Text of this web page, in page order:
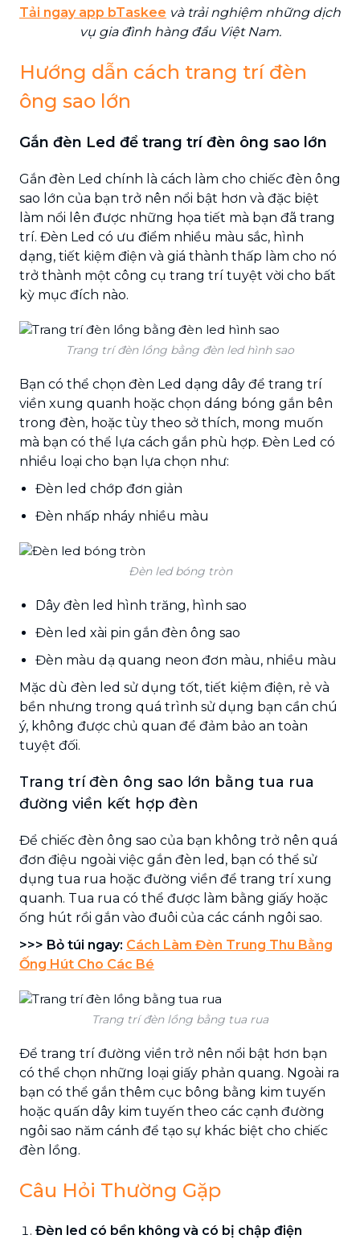
Tải ngay app bTaskee và trải nghiệm những dịch
vụ gia đình hàng đầu Việt Nam.
Hướng dẫn cách trang trí đèn
ông sao lớn
Gắn đèn Led để trang trí đèn ông sao lớn
Gắn đèn Led chính là cách làm cho chiếc đèn ông
sao lớn của bạn trở nên nổi bật hơn và đặc biệt
làm nổi lên được những họa tiết mà bạn đã trang
trí. Đèn Led có ưu điểm nhiều màu sắc, hình
dạng, tiết kiệm điện và giá thành thấp làm cho nó
trở thành một công cụ trang trí tuyệt vời cho bất
kỳ mục đích nào.
Trang trí đèn lồng bằng đèn led hình sao
Bạn có thể chọn đèn Led dạng dây để trang trí
viền xung quanh hoặc chọn dáng bóng gắn bên
trong đèn, hoặc tùy theo sở thích, mong muốn
mà bạn có thể lựa cách gắn phù hợp. Đèn Led có
nhiều loại cho bạn lựa chọn như:
Đèn led chớp đơn giản
Đèn nhấp nháy nhiều màu
Đèn led bóng tròn
Dây đèn led hình trăng, hình sao
Đèn led xài pin gắn đèn ông sao
Đèn màu dạ quang neon đơn màu, nhiều màu
Mặc dù đèn led sử dụng tốt, tiết kiệm điện, rẻ và
bền nhưng trong quá trình sử dụng bạn cần chú
ý, không được chủ quan để đảm bảo an toàn
tuyệt đối.
Trang trí đèn ông sao lớn bằng tua rua
đường viền kết hợp đèn
Để chiếc đèn ông sao của bạn không trở nên quá
đơn điệu ngoài việc gắn đèn led, bạn có thể sử
dụng tua rua hoặc đường viền để trang trí xung
quanh. Tua rua có thể được làm bằng giấy hoặc
ống hút rồi gắn vào đuôi của các cánh ngôi sao.
>>> Bỏ túi ngay: Cách Làm Đèn Trung Thu Bằng
Ống Hút Cho Các Bé
Trang trí đèn lồng bằng tua rua
Để trang trí đường viền trở nên nổi bật hơn bạn
có thể chọn những loại giấy phản quang. Ngoài ra
bạn có thể gắn thêm cục bông bằng kim tuyến
hoặc quấn dây kim tuyến theo các cạnh đường
ngôi sao năm cánh để tạo sự khác biệt cho chiếc
đèn lồng.
Câu Hỏi Thường Gặp
Đèn led có bền không và có bị chập điện